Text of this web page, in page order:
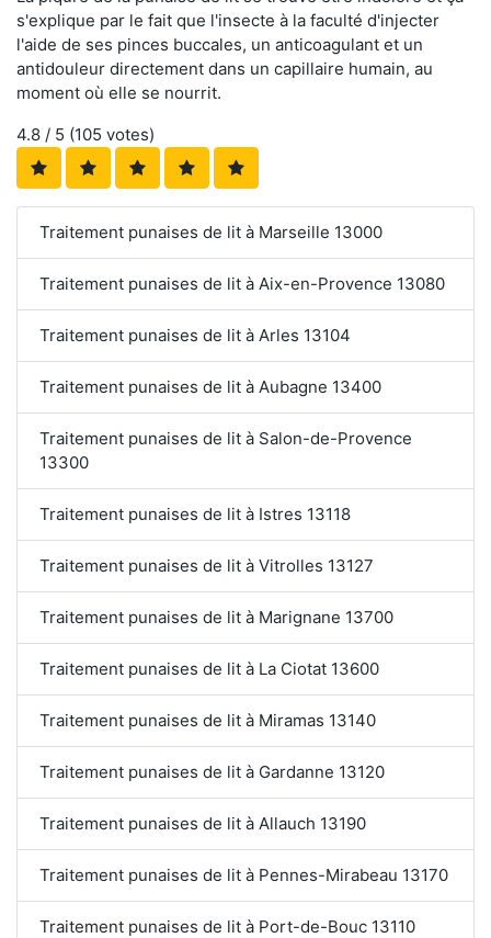
s'explique par le fait que l'insecte à la faculté d'injecter
l'aide de ses pinces buccales, un anticoagulant et un
antidouleur directement dans un capillaire humain, au
moment où elle se nourrit.
4.8 / 5 (105 votes)
Traitement punaises de lit à Marseille 13000
Traitement punaises de lit à Aix-en-Provence 13080
Traitement punaises de lit à Arles 13104
Traitement punaises de lit à Aubagne 13400
Traitement punaises de lit à Salon-de-Provence
13300
Traitement punaises de lit à Istres 13118
Traitement punaises de lit à Vitrolles 13127
Traitement punaises de lit à Marignane 13700
Traitement punaises de lit à La Ciotat 13600
Traitement punaises de lit à Miramas 13140
Traitement punaises de lit à Gardanne 13120
Traitement punaises de lit à Allauch 13190
Traitement punaises de lit à Pennes-Mirabeau 13170
Traitement punaises de lit à Port-de-Bouc 13110